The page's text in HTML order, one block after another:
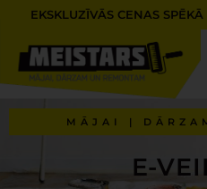
content
EKSKLUZĪVĀS CENAS
MĀJAI |
E-